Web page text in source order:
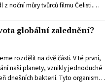
noční můry tvůrců filmu Čelisti.
zubů se oceány
miliony let. Z jakého důvodu ale
vědců nedávno přinesla
a čtvrtohor se podle nich
vymírání, kterému kromě
specializovaných mořských
globální zalednění?
rozdělit na dvě části. V té první,
naší planety, vznikly jednoduché
dnešních bakterií. Tyto organismy a